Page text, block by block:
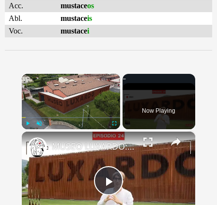
Acc.
mustaceos
Abl.
mustaceis
Voc.
mustacei
×
Fullscreen
Now Playing
×
Play
MUSEO LUXARDO: Un Viaggio nel Tempo e nel Gusto